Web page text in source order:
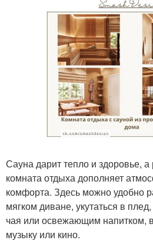
Сауна дарит тепло и здоровье,
комната отдыха дополняет
комфорта. Здесь можно удобно
мягком диване, укутаться в
чая или освежающим напитком,
музыку или кино.